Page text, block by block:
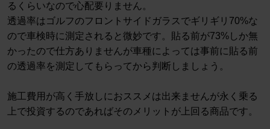
るくらいなので心配要りません。
透過率はゴルフのフロントサイドガラスでギリギリ70%な
ので車検時に測定されると微妙です。貼る前が73%しか無
かったので仕方ありませんが車種によっては事前に貼る前
の透過率を測定してもらってから判断しましょう。
施工費用が高く手放しにおススメは出来ませんが永く乗る
上で投資するのであればそのメリットが上回る商品です。